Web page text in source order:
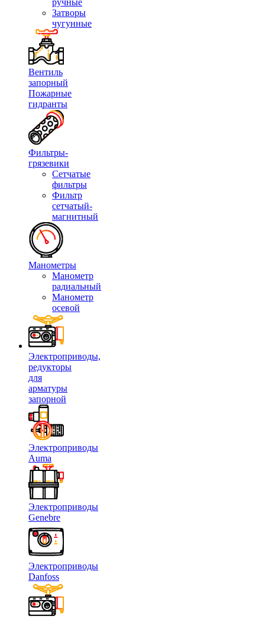
ручные
Затворы
чугунные
Вентиль
запорный
Пожарные
гидранты
Фильтры-
грязевики
Сетчатые
фильтры
Фильтр
сетчатый-
магнитный
Манометры
Манометр
радиальный
Манометр
осевой
Электроприводы,
редукторы
для
арматуры
запорной
Электроприводы
Auma
Электроприводы
Genebre
Электроприводы
Danfoss